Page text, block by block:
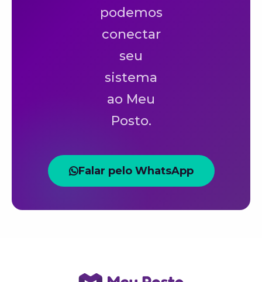
podemos
conectar
seu
sistema
ao Meu
Posto.
Falar pelo WhatsApp